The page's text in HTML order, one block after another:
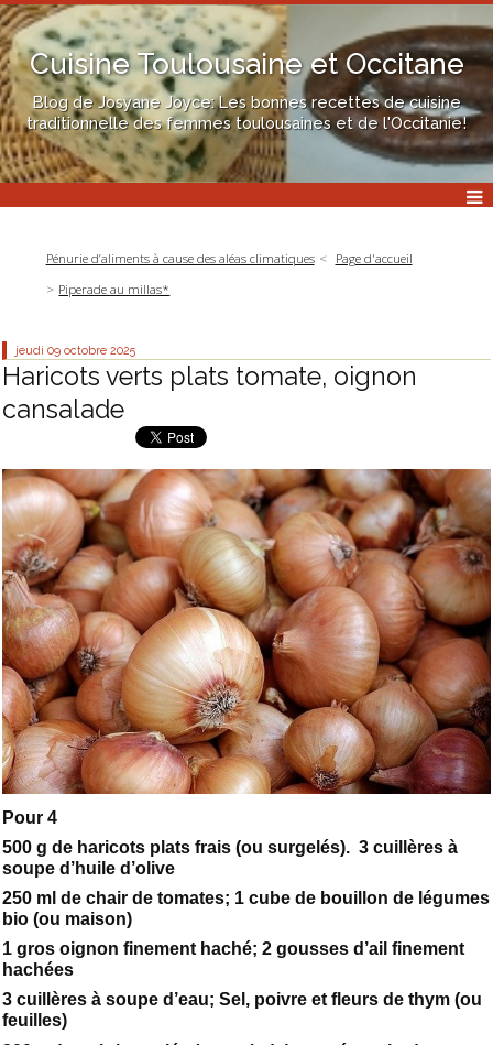
Cuisine Toulousaine et Occitane
Blog de Josyane Joyce: Les bonnes recettes de cuisine
traditionnelle des femmes toulousaines et de l'Occitanie!
Pénurie d’aliments à cause des aléas climatiques
Page d'accueil
Piperade au millas*
jeudi 09 octobre 2025
Haricots verts plats tomate, oignon
cansalade
Pour 4
500 g de haricots plats frais (ou surgelés). 3 cuillères à
soupe d’huile d’olive
250 ml de chair de tomates; 1 cube de bouillon de légumes
bio (ou maison)
1 gros oignon finement haché; 2 gousses d’ail finement
hachées
3 cuillères à soupe d’eau; Sel, poivre et fleurs de thym (ou
feuilles)